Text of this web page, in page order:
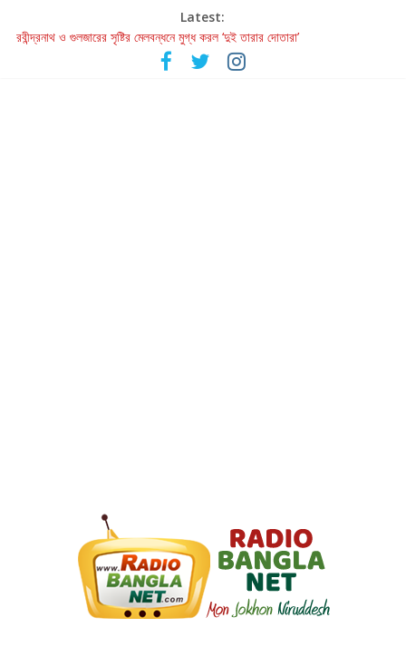
Latest:
রবীন্দ্রনাথ ও গুলজারের সৃষ্টির মেলবন্ধনে মুগ্ধ করল ‘দুই তারার দোতারা’
কলের গান থেকে রীলস্ — বাঙালির গান শোনার বিবর্তনের গল্প
জগন্নাথমঙ্গলম্ — বাংলায় প্রথমবার মঞ্চে এবার রথযাত্রার উদযাপন